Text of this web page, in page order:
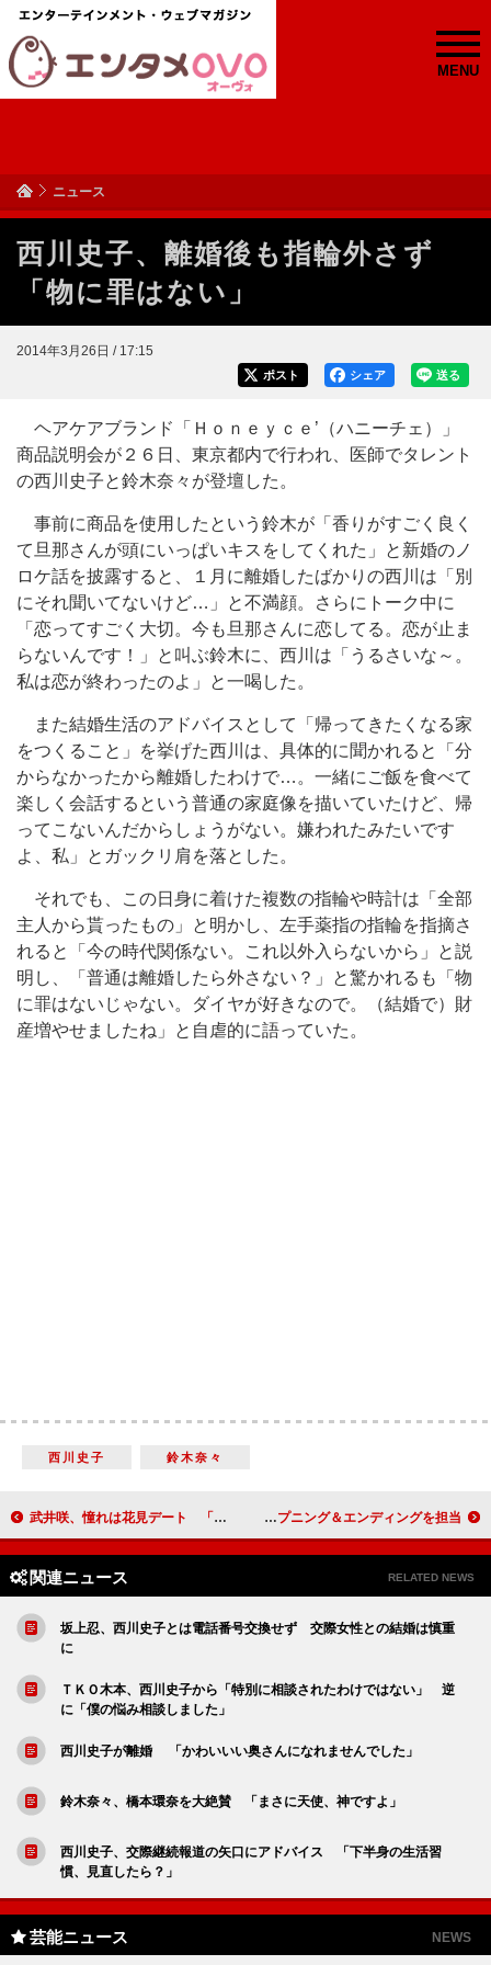
MENU
ニュース
西川史子、離婚後も指輪外さず
「物に罪はない」
2014年3月26日 / 17:15
送る
シェア
ポスト
ヘアケアブランド「Ｈｏｎｅｙｃｅ’（ハニーチェ）」
商品説明会が２６日、東京都内で行われ、医師でタレント
の西川史子と鈴木奈々が登壇した。
事前に商品を使用したという鈴木が「香りがすごく良く
て旦那さんが頭にいっぱいキスをしてくれた」と新婚のノ
ロケ話を披露すると、１月に離婚したばかりの西川は「別
にそれ聞いてないけど…」と不満顔。さらにトーク中に
「恋ってすごく大切。今も旦那さんに恋してる。恋が止ま
らないんです！」と叫ぶ鈴木に、西川は「うるさいな～。
私は恋が終わったのよ」と一喝した。
また結婚生活のアドバイスとして「帰ってきたくなる家
をつくること」を挙げた西川は、具体的に聞かれると「分
からなかったから離婚したわけで…。一緒にご飯を食べて
楽しく会話するという普通の家庭像を描いていたけど、帰
ってこないんだからしょうがない。嫌われたみたいです
よ、私」とガックリ肩を落とした。
それでも、この日身に着けた複数の指輪や時計は「全部
主人から貰ったもの」と明かし、左手薬指の指輪を指摘さ
れると「今の時代関係ない。これ以外入らないから」と説
明し、「普通は離婚したら外さない？」と驚かれるも「物
に罪はないじゃない。ダイヤが好きなので。（結婚で）財
産増やせましたね」と自虐的に語っていた。
西川史子 鈴木奈々
武井咲、憧れは花見デート 「第２回 美ジネスマン＆美ジネスウーマン コンテスト」開催 西川貴教「いい人いませんか？」 日本版アニメ「アベンジャーズ」のオープニング＆エンディングを担当
関連ニュース RELATED NEWS
坂上忍、西川史子とは電話番号交換せず 交際女性との結婚は慎重
に
ＴＫＯ木本、西川史子から「特別に相談されたわけではない」 逆
に「僕の悩み相談しました」
西川史子が離婚 「かわいいい奥さんになれませんでした」
鈴木奈々、橋本環奈を大絶賛 「まさに天使、神ですよ」
西川史子、交際継続報道の矢口にアドバイス 「下半身の生活習
慣、見直したら？」
芸能ニュース NEWS